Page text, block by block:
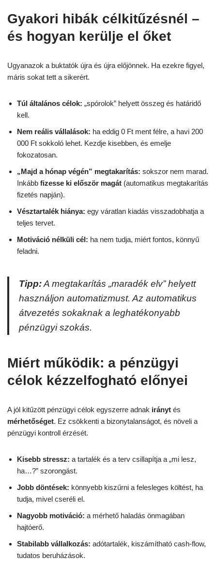
Gyakori hibák célkitűzésnél –
és hogyan kerülje el őket
Ugyanazok a buktatók újra és újra előjönnek. Ha ezekre figyel,
máris sokat tett a sikerért.
Túl általános célok: „spórolok” helyett összeg és határidő
kell.
Nem reális vállalások: ha eddig 0 Ft ment félre, a havi 200
000 Ft sokkoló lehet. Kezdje kisebben, és emelje
fokozatosan.
„Majd a hónap végén” megtakarítás: sokszor nem marad.
Inkább fizesse ki először magát (automatikus megtakarítás
fizetés napján).
Vésztartalék hiánya: egy váratlan kiadás visszadobhatja a
teljes tervet.
Motiváció nélküli cél: ha nem tudja, miért fontos, könnyű
feladni.
Tipp:A megtakarítás „maradék elv” helyett
használjon automatizmust. Az automatikus
átvezetés sokaknak a leghatékonyabb
pénzügyi szokás.
Miért működik: a pénzügyi
célok kézzelfogható előnyei
A jól kitűzött pénzügyi célok egyszerre adnak irányt és
mérhetőséget. Ez csökkenti a bizonytalanságot, és növeli a
pénzügyi kontroll érzését.
Kisebb stressz: a tartalék és a terv csillapítja a „mi lesz,
ha…?” szorongást.
Jobb döntések: könnyebb kiszűrni a felesleges költést, ha
tudja, mivel cseréli el.
Nagyobb motiváció: a mérhető haladás önmagában
hajtóerő.
Stabilabb vállalkozás: adótartalék, kiszámítható cash-flow,
tudatos beruházások.